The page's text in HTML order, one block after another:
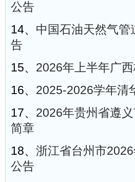
公告
14、 中国石油天然气
告
15、 2026年上半年广
16、 2025-2026学年清
17、 2026年贵州省遵
简章
18、 浙江省台州市
公告